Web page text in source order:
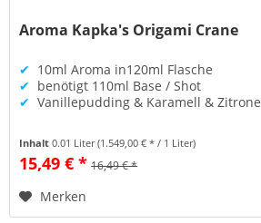
Aroma Kapka's Origami Crane
✔ 10ml Aroma in120ml Flasche
✔ benötigt 110ml Base / Shot
✔ Vanillepudding & Karamell & Zitrone
Inhalt0.01 Liter(1.549,00 € * / 1 Liter)
15,49 € * 16,49 € *
Merken